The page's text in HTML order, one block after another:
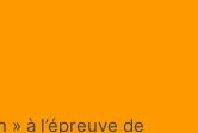
» à l’épreuve de